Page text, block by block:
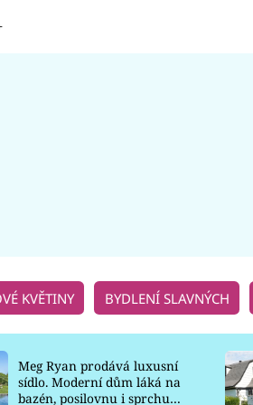
KVĚTINY BYDLENÍ SLAVNÝCH
Meg Ryan prodává luxusní
sídlo. Moderní dům láká na
bazén, posilovnu i sprchu